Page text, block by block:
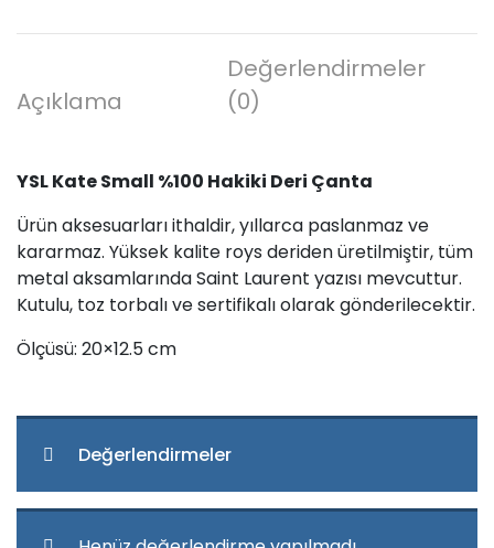
adet
Açıklama
Değerlendirmeler
(0)
YSL Kate Small %100 Hakiki Deri Çanta
Ürün aksesuarları ithaldir, yıllarca paslanmaz ve
kararmaz. Yüksek kalite roys deriden üretilmiştir, tüm
metal aksamlarında Saint Laurent yazısı mevcuttur.
Kutulu, toz torbalı ve sertifikalı olarak gönderilecektir.
Ölçüsü: 20×12.5 cm
Değerlendirmeler